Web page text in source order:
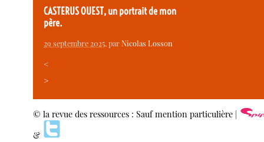
CASTERUS OUEST, un portrait de mon
père.
29 septembre 2025, parNicolas Losson
<
>
© la revue des ressources : Sauf mention particulière |
&